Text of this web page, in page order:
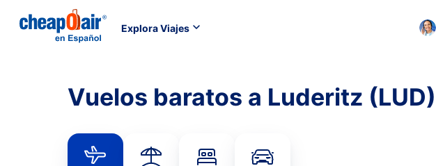
Explora Viajes
Vuelos baratos a Luderitz (LUD)